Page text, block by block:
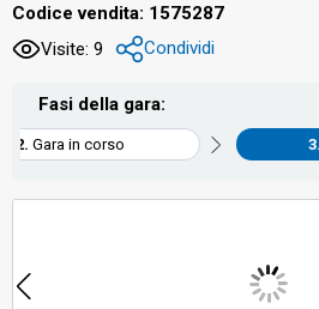
Codice vendita: 1575287
Visite: 9
Condividi
Fasi della gara:
Gara in corso